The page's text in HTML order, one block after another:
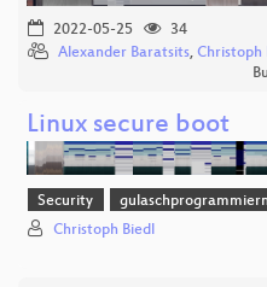
2022-05-25
34
Alexander Baratsits, Christoph
Linux secure boot
Security
Christoph Biedl